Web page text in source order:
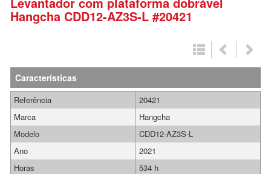
Hangcha CDD12-AZ3S-L #20421
Características
Referência
20421
Marca
Hangcha
Modelo
CDD12-AZ3S-L
Ano
2021
Horas
534 h